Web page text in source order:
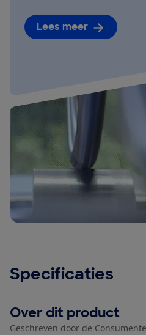
Lees meer
Specificaties
Over dit product
Geschreven door de